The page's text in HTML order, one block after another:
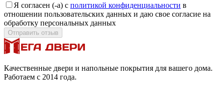
Я согласен (-а) с политикой конфиденциальности в
отношении пользовательских данных и даю свое согласие на
обработку персональных данных
Отправить отзыв
Качественные двери и напольные покрытия для вашего дома.
Работаем с 2014 года.